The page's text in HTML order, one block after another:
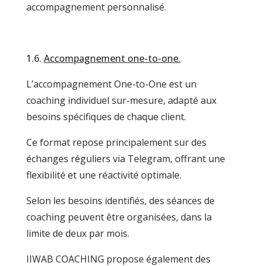
accompagnement personnalisé.
1.6. Accompagnement one-to-one.
L’accompagnement One-to-One est un
coaching individuel sur-mesure, adapté aux
besoins spécifiques de chaque client.
Ce format repose principalement sur des
échanges réguliers via Telegram, offrant une
flexibilité et une réactivité optimale.
Selon les besoins identifiés, des séances de
coaching peuvent être organisées, dans la
limite de deux par mois.
IIWAB COACHING propose également des